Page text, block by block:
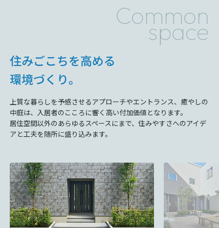
Common
space
住みごこちを高める
環境づくり。
上質な暮らしを予感させるアプローチやエントランス、癒やしの
中庭は、入居者のこころに響く高い付加価値となります。
居住空間以外のあらゆるスペースにまで、住みやすさへのアイデ
アと工夫を随所に盛り込みます。